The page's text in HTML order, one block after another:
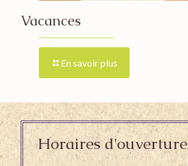
Vacances
En savoir plus
Horaires d'ouverture